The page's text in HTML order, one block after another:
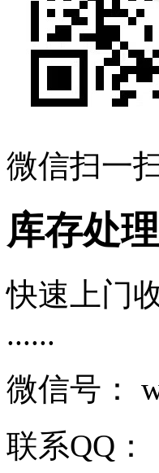
微信扫一
库存处
快速上门
......
微信号：
联系QQ：